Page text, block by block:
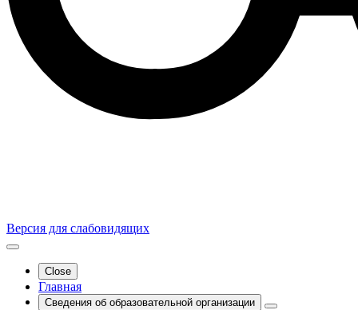
Версия для слабовидящих
Close
Главная
Сведения об образовательной организации